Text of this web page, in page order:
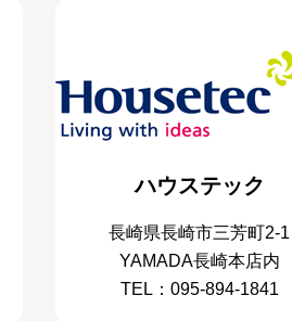
ハウステック
長崎県長崎市三芳町2-1
YAMADA長崎本店内
TEL：095-894-1841